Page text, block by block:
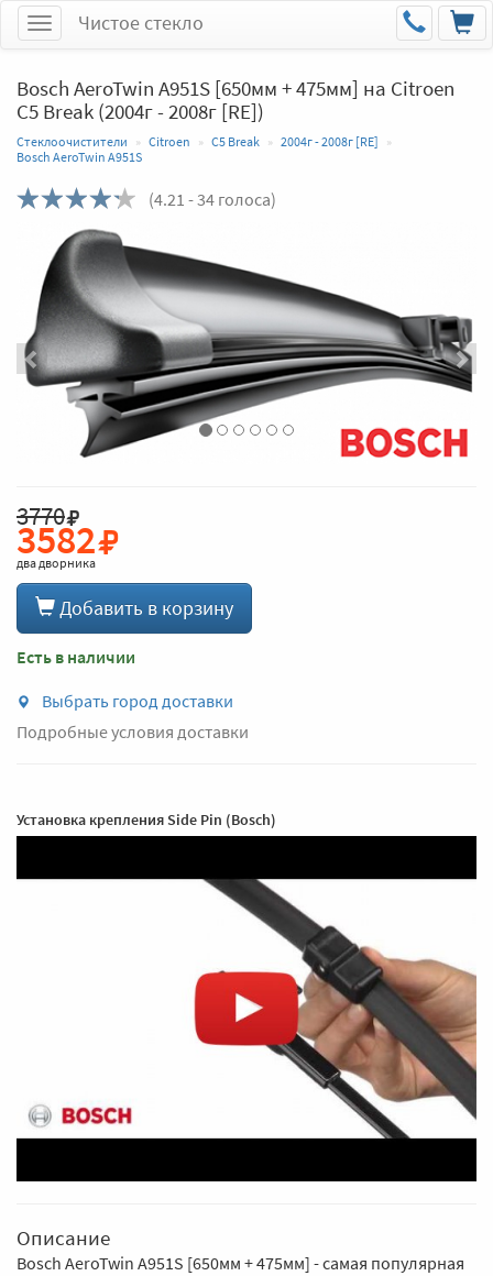
МенюЧистое стекло
Bosch AeroTwin A951S [650мм + 475мм] на Citroen
C5 Break (2004г - 2008г [RE])
Стеклоочистители Citroen C5 Break
2004г - 2008г [RE]
Bosch AeroTwin A951S
(4.21 - 34 голоса)
Назад
3770
3582
два дворника
Добавить в корзину
Есть в наличии
Выбрать город доставки
Подробные условия доставки
Установка крепления Side Pin (Bosch)
Описание
Bosch AeroTwin A951S [650мм + 475мм] - самая популярная